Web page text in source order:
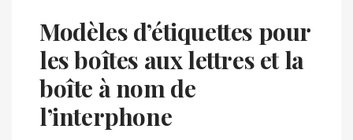
Modèles d’étiquettes pour
les boîtes aux lettres et la
boîte à nom de
l’interphone